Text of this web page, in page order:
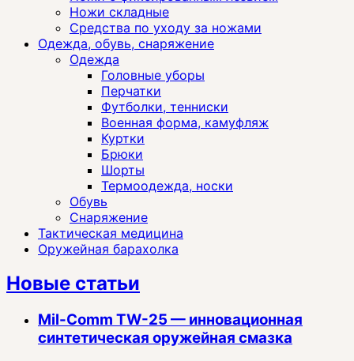
Ножи складные
Средства по уходу за ножами
Одежда, обувь, снаряжение
Одежда
Головные уборы
Перчатки
Футболки, тенниски
Военная форма, камуфляж
Куртки
Брюки
Шорты
Термоодежда, носки
Обувь
Снаряжение
Тактическая медицина
Оружейная барахолка
Новые статьи
Mil-Comm TW-25 — инновационная
синтетическая оружейная смазка